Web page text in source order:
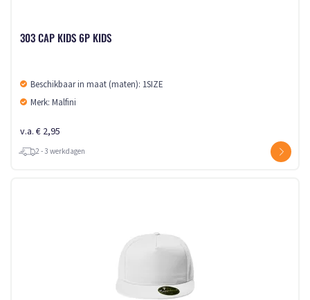
303 CAP KIDS 6P KIDS
Beschikbaar in maat (maten): 1SIZE
Merk: Malfini
v.a. € 2,95
2 - 3 werkdagen